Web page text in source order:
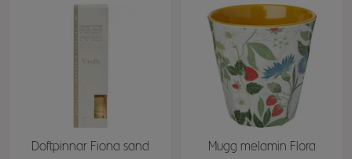
Doftpinnar Fiona sand
Mugg melamin Flora